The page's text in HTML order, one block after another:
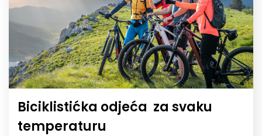
Biciklistićka odjeća za svaku
temperaturu